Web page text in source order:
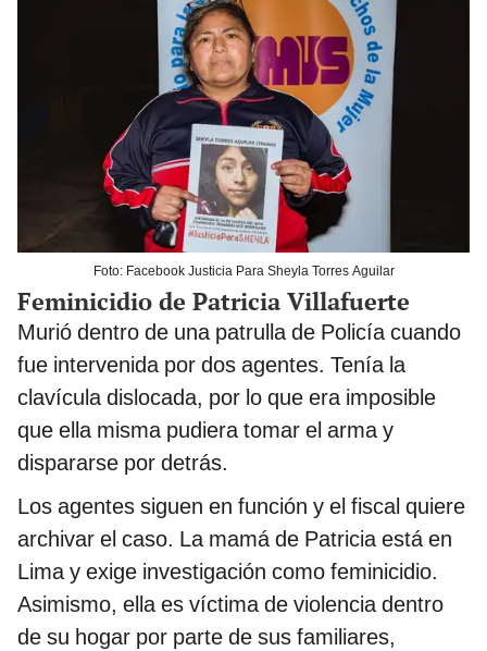
Foto: Facebook Justicia Para Sheyla Torres Aguilar
Feminicidio de Patricia Villafuerte
Murió dentro de una patrulla de Policía cuando
fue intervenida por dos agentes. Tenía la
clavícula dislocada, por lo que era imposible
que ella misma pudiera tomar el arma y
dispararse por detrás.
Los agentes siguen en función y el fiscal quiere
archivar el caso. La mamá de Patricia está en
Lima y exige investigación como feminicidio.
Asimismo, ella es víctima de violencia dentro
de su hogar por parte de sus familiares,